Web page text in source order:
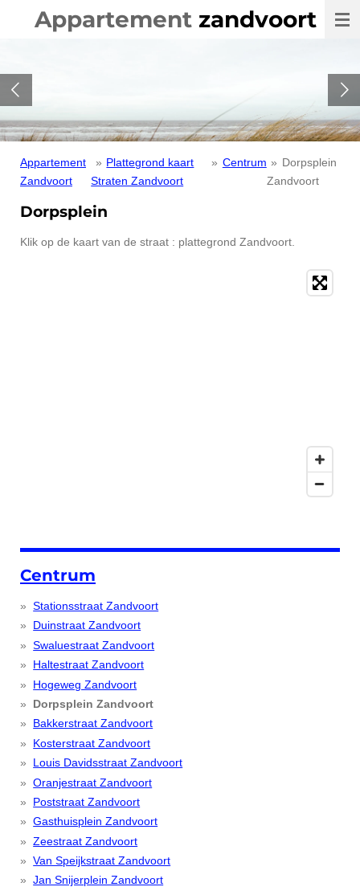
de
hoofdinhoud
Appartement zandvoort
Appartement
Zandvoort
» Plattegrond kaart
Straten Zandvoort
» Centrum » Dorpsplein
Zandvoort
Dorpsplein
Klik op de kaart van de straat : plattegrond Zandvoort.
Centrum
Stationsstraat Zandvoort
Duinstraat Zandvoort
Swaluestraat Zandvoort
Haltestraat Zandvoort
Hogeweg Zandvoort
Dorpsplein Zandvoort
Bakkerstraat Zandvoort
Kosterstraat Zandvoort
Louis Davidsstraat Zandvoort
Oranjestraat Zandvoort
Poststraat Zandvoort
Gasthuisplein Zandvoort
Zeestraat Zandvoort
Van Speijkstraat Zandvoort
Jan Snijerplein Zandvoort